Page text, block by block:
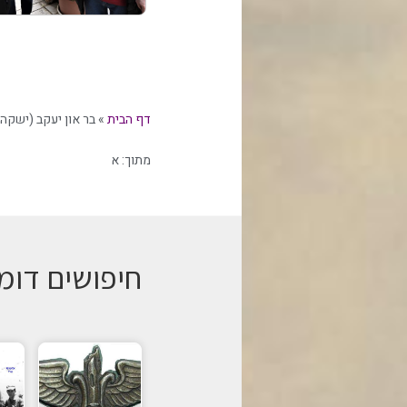
דף הבית»בר און יעקב
מתוך:א
חיפושים